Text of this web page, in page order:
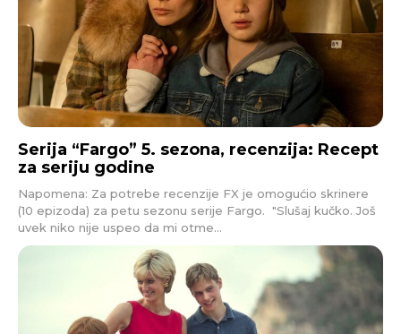
Serija “Fargo” 5. sezona, recenzija: Recept
za seriju godine
Napomena: Za potrebe recenzije FX je omogućio skrinere
(10 epizoda) za petu sezonu serije Fargo. "Slušaj kučko. Još
uvek niko nije uspeo da mi otme...